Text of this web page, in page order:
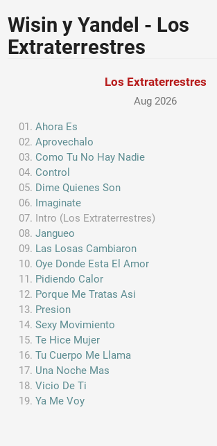
Wisin y Yandel - Los
Extraterrestres
Los Extraterrestres
Aug 2026
Ahora Es
Aprovechalo
Como Tu No Hay Nadie
Control
Dime Quienes Son
Imaginate
Intro (Los Extraterrestres)
Jangueo
Las Losas Cambiaron
Oye Donde Esta El Amor
Pidiendo Calor
Porque Me Tratas Asi
Presion
Sexy Movimiento
Te Hice Mujer
Tu Cuerpo Me Llama
Una Noche Mas
Vicio De Ti
Ya Me Voy